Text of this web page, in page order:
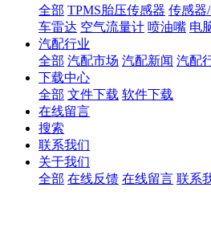
全部 TPMS胎压传感器 传感器
车雷达 空气流量计 喷油嘴 电
汽配行业
全部 汽配市场 汽配新闻 汽配
下载中心
全部 文件下载 软件下载
在线留言
搜索
联系我们
关于我们
全部 在线反馈 在线留言 联系